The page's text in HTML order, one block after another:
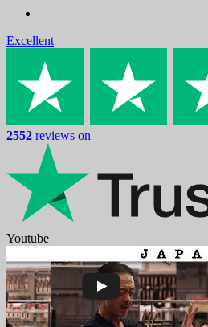
Excellent
2552 reviews on
Youtube